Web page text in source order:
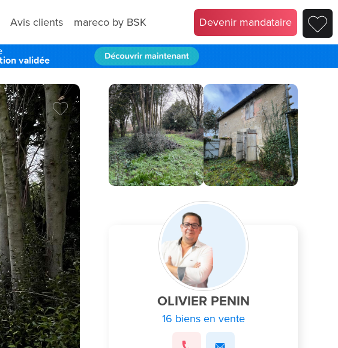
Avis clients mareco by BSK Devenir mandataire
OLIVIER PENIN
16 biens en vente